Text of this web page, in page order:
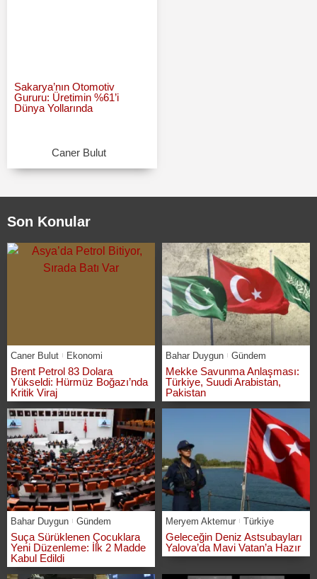
Sakarya’nın Otomotiv
Gururu: Üretimin %61’i
Dünya Yollarında
Caner Bulut
Son Konular
Caner Bulut Ekonomi
Brent Petrol 83 Dolara
Yükseldi: Hürmüz Boğazı’nda
Kritik Viraj
Bahar Duygun Gündem
Mekke Savunma Anlaşması:
Türkiye, Suudi Arabistan,
Pakistan
Bahar Duygun Gündem
Suça Sürüklenen Çocuklara
Yeni Düzenleme: İlk 2 Madde
Kabul Edildi
Meryem Aktemur Türkiye
Geleceğin Deniz Astsubayları
Yalova’da Mavi Vatan’a Hazır